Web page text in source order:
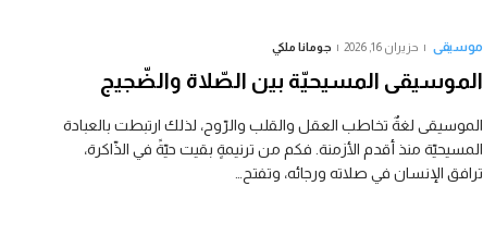
موسيقى حزيران 16, 2026 جومانا ملكي
الموسيقى المسيحيّة بين الصّلاة والضّجيج
الموسيقى لغةٌ تخاطب العقل والقلب والرّوح، لذلك ارتبطت بالعبادة
المسيحيّة منذ أقدم الأزمنة. فكم من ترنيمةٍ بقيت حيّةً في الذّاكرة،
ترافق الإنسان في صلاته ورجائه، وتفتح…